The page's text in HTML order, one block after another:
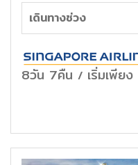
เดินทางช่วง
8วัน 7คืน / เริ่มเพียง